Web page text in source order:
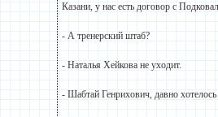
Казани, у нас есть договор с
- А тренерский штаб?
- Наталья Хейкова не уходит.
- Шабтай Генрихович, давно